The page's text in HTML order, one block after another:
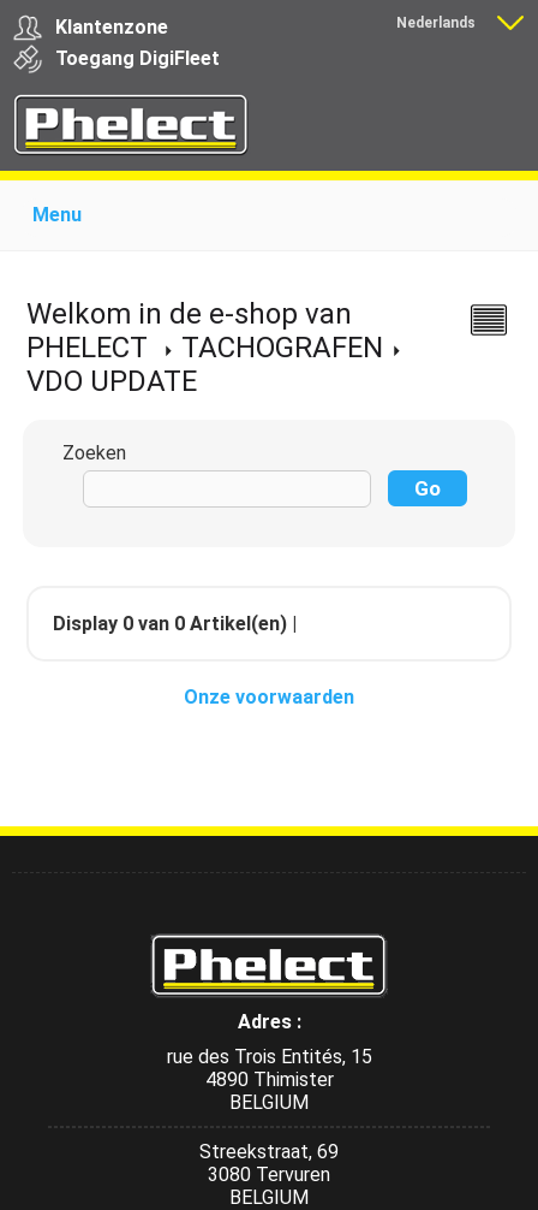
Klantenzone
Toegang DigiFleet
Nederlands
Menu
Producten voor transporteurs
Opleiding
Nieuws
Ondersteuning
Download Links Contact
Welkom in de e-shop van
PHELECT
TACHOGRAFEN
VDO UPDATE
Zoeken
Display 0 van 0 Artikel(en) |
Onze voorwaarden
Adres :
rue des Trois Entités, 15
4890 Thimister
BELGIUM
Streekstraat, 69
3080 Tervuren
BELGIUM